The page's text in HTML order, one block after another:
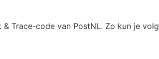
Trace-code van PostNL. Zo kun je